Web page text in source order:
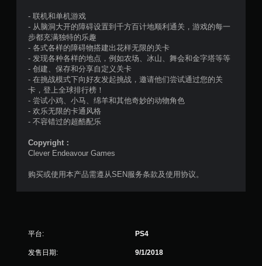
2
3
个
- 联机和单机游戏
- 从脑洞大开的障碍设置到千方百计地顺利通关，游戏的每一
步都充满独特的乐趣
- 各式各样的障碍物搭建出花样无限的关卡
- 发现各种各样的地点，例如农场、冰山、舞会和金字塔等等
- 创建、保存和分享自定义关卡
- 在挑战模式下向好友发起挑战，邀请他们尝试通过您的关
卡，登上全球排行榜！
- 尝试小鸡、小马、绵羊和其他奇妙的动物角色
- 欢乐无限的卡通风格
- 不容错过的超酷配乐
Copyright：
Clever Endeavour Games
购买或使用本产品需遵从SEN服务条款及使用协议。
平台: PS4
发售日期: 9/1/2018